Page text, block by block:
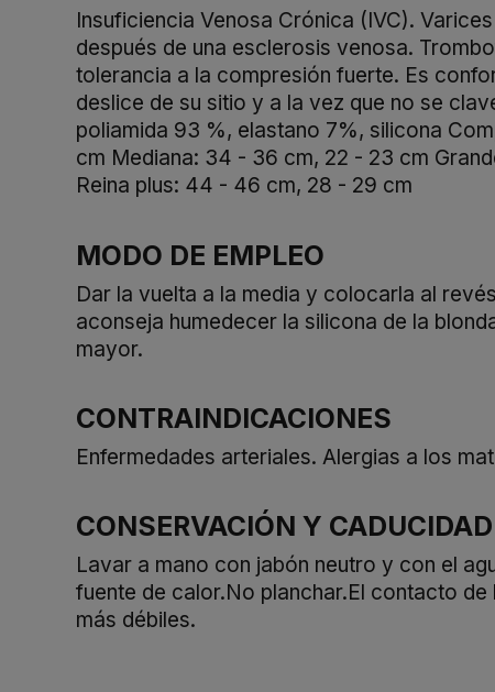
Insuficiencia Venosa Crónica (IVC).
después de una esclerosis venosa.
tolerancia a la compresión fuerte. Es
deslice de su sitio y a la vez que no se
poliamida 93 %, elastano 7%, silicona
cm Mediana: 34 - 36 cm, 22 - 23 cm
Reina plus: 44 - 46 cm, 28 - 29 cm
MODO DE EMPLEO
Dar la vuelta a la media y colocarla al
aconseja humedecer la silicona de la
mayor.
CONTRAINDICACIONES
Enfermedades arteriales. Alergias a los
CONSERVACIÓN Y CADUCIDAD
Lavar a mano con jabón neutro y con el
fuente de calor.No planchar.El contacto
más débiles.